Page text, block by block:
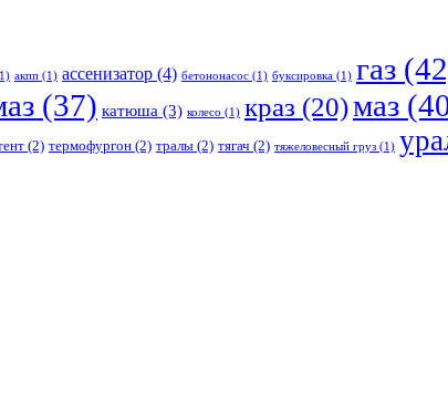
акпп (1) ассенизатор (4) бетононасос (1) буксировка (1) газ
(37) катюша (3) колесо (1) краз (20)маз
(2) термофургон (2) тралы (2) тягач (2) тяжеловесный груз (1)